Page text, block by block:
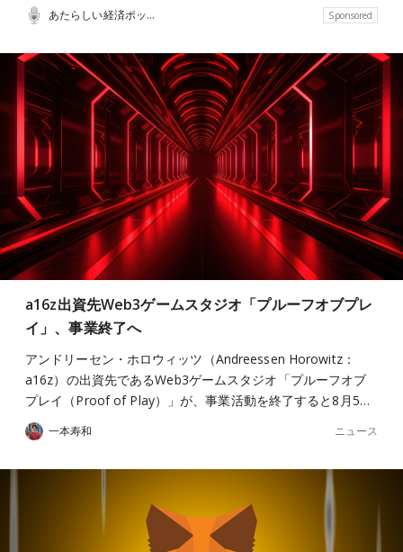
あたらしい経済ポッドキャスト Sponsored
a16z出資先Web3ゲームスタジオ「プルーフオブプレ
イ」、事業終了へ
アンドリーセン・ホロウィッツ（Andreessen Horowitz：
a16z）の出資先であるWeb3ゲームスタジオ「プルーフオブ
プレイ（Proof of Play）」が、事業活動を終了すると8月5…
一本寿和 ニュース